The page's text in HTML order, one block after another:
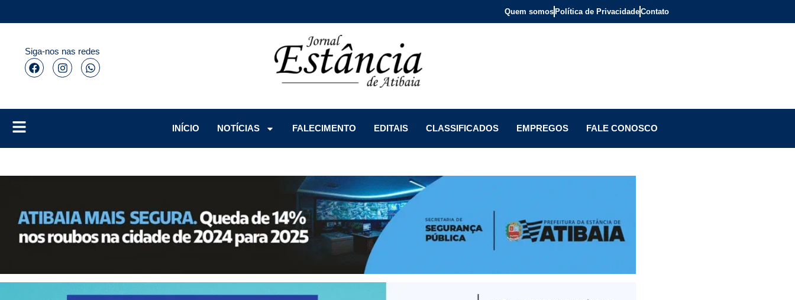
Quem somos Política de PrivacidadeContato
Siga-nos nas redes
INÍCIO
NOTÍCIAS FALECIMENTO EDITAIS CLASSIFICADOS EMPREGOS FALE CONOSCO